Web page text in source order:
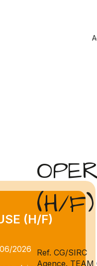
(H/F)
2026
(H/F)
Ref. CG/SIRC
Agence. TEAM